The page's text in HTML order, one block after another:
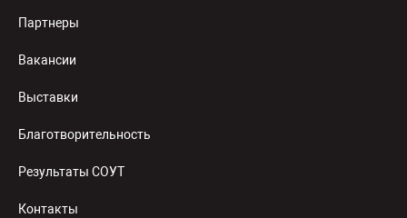
Партнеры
Вакансии
Выставки
Благотворительность
Результаты СОУТ
Контакты